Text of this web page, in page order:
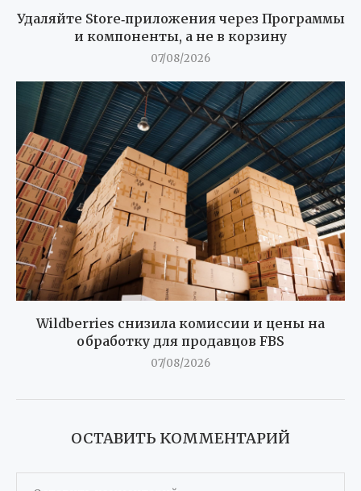
Удаляйте Store‑приложения через Программы
и компоненты, а не в корзину
07/08/2026
Wildberries снизила комиссии и цены на
обработку для продавцов FBS
07/08/2026
ОСТАВИТЬ КОММЕНТАРИЙ